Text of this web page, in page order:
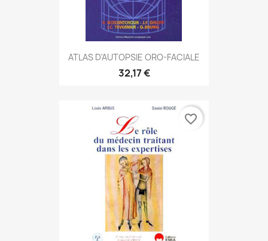
ATLAS D'AUTOPSIE ORO-FACIALE
32,17 €
favorite_border